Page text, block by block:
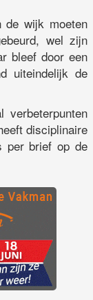
de wijk moeten
wel zijn
bleef door een
uiteindelijk de
disciplinaire
per brief op de